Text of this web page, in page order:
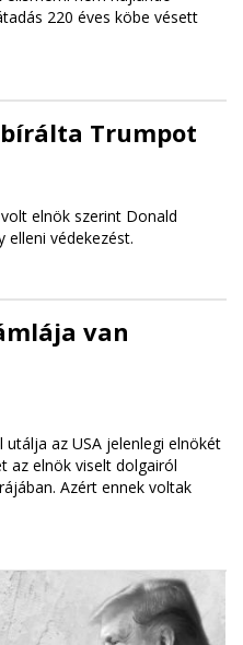
220 éves köbe vésett
Trumpot
elnök szerint Donald
elleni védekezést.
van
az USA jelenlegi elnökét
az elnök viselt dolgairól
Azért ennek voltak